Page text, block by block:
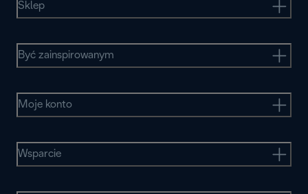
Sklep
Być zainspirowanym
Moje konto
Wsparcie